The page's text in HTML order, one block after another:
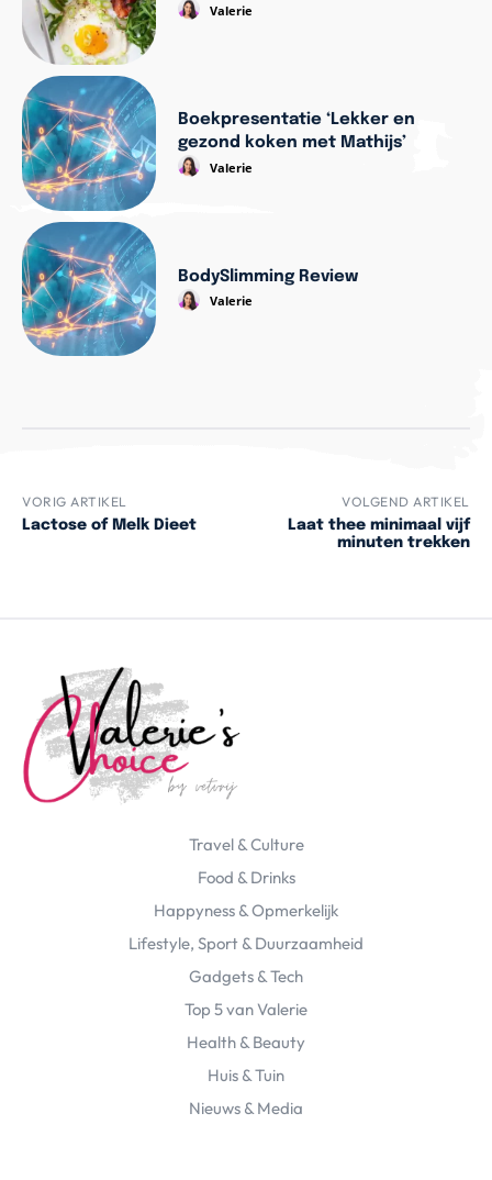
Valerie
Boekpresentatie ‘Lekker en
gezond koken met Mathijs’
Valerie
BodySlimming Review
Valerie
VORIG ARTIKEL
Lactose of Melk Dieet
VOLGEND ARTIKEL
Laat thee minimaal vijf
minuten trekken
Travel & Culture
Food & Drinks
Happyness & Opmerkelijk
Lifestyle, Sport & Duurzaamheid
Gadgets & Tech
Top 5 van Valerie
Health & Beauty
Huis & Tuin
Nieuws & Media